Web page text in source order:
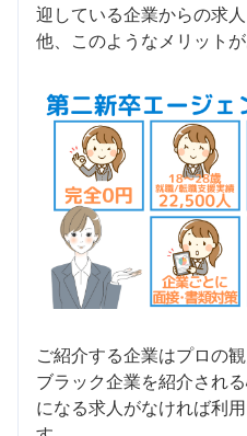
迎している企業からの求
他、このようなメリットが
ご紹介する企業はプロの
ブラック企業を紹介され
になる求人がなければ利